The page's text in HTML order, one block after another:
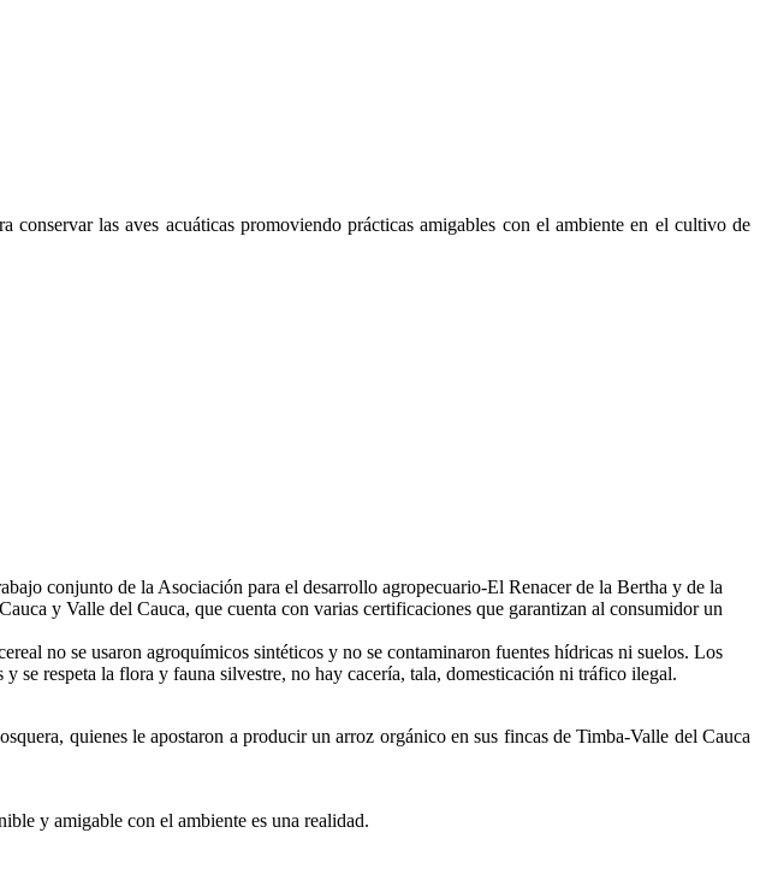
las aves acuáticas promoviendo prácticas amigables con el ambiente en el cultivo de
conjunto de la Asociación para el desarrollo agropecuario-El Renacer de la Bertha y de la
y Valle del Cauca, que cuenta con varias certificaciones que garantizan al consumidor un
no se usaron agroquímicos sintéticos y no se contaminaron fuentes hídricas ni suelos. Los
se respeta la flora y fauna silvestre, no hay cacería, tala, domesticación ni tráfico ilegal.
quienes le apostaron a producir un arroz orgánico en sus fincas de Timba-Valle del Cauca
y amigable con el ambiente es una realidad.